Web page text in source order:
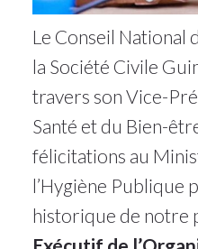
Le Conseil National
la Société Civile
travers son Vice-
Santé et du Bien-
félicitations au
l’Hygiène Publique
historique de notre